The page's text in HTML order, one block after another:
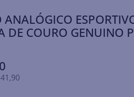
ANALÓGICO
DE COURO GENUINO
41,90